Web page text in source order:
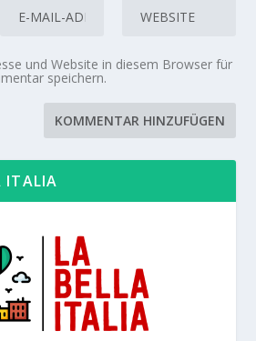
und Website in diesem Browser für
speichern.
ITALIA